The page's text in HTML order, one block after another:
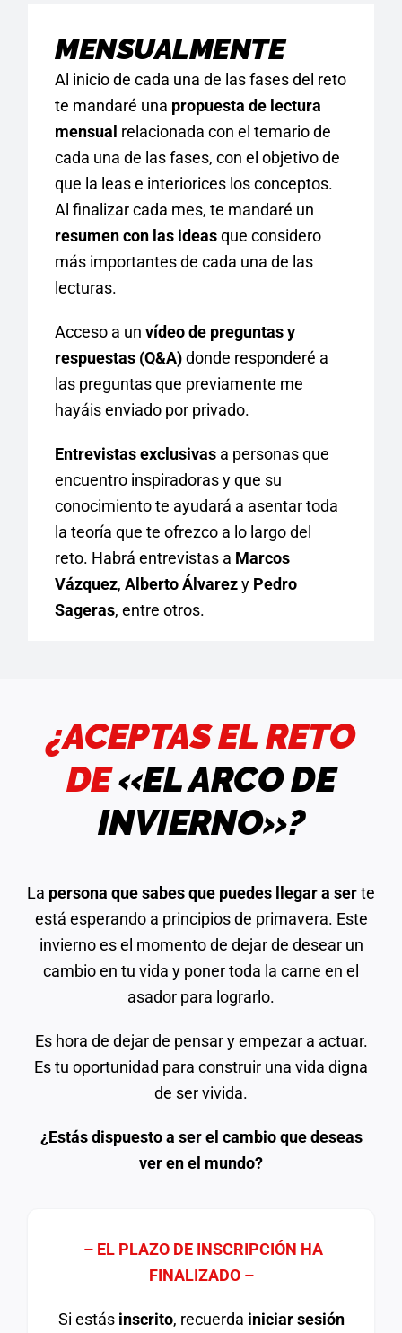
MENSUALMENTE
Al inicio de cada una de las fases del reto
te mandaré una propuesta de lectura
mensual relacionada con el temario de
cada una de las fases, con el objetivo de
que la leas e interiorices los conceptos.
Al finalizar cada mes, te mandaré un
resumen con las ideasque considero
más importantes de cada una de las
lecturas.
Acceso a un vídeo de preguntas y
respuestas (Q&A)donde responderé a
las preguntas que previamente me
hayáis enviado por privado.
Entrevistas exclusivas a personas que
encuentro inspiradoras y que su
conocimiento te ayudará a asentar toda
la teoría que te ofrezco a lo largo del
reto. Habrá entrevistas a Marcos
Vázquez, Alberto Álvarezy Pedro
Sageras, entre otros.
¿ACEPTAS EL RETO
DE«EL ARCO DE
INVIERNO»?
La persona que sabes que puedes llegar a serte
está esperando a principios de primavera. Este
invierno es el momento de dejar de desear un
cambio en tu vida y poner toda la carne en el
asador para lograrlo.
Es hora de dejar de pensar y empezar a actuar.
Es tu oportunidad para construir una vida digna
de ser vivida.
¿Estás dispuesto a ser el cambio que deseas
ver en el mundo?
– EL PLAZO DE INSCRIPCIÓN HA
FINALIZADO –
Si estás inscrito, recuerda iniciar sesión